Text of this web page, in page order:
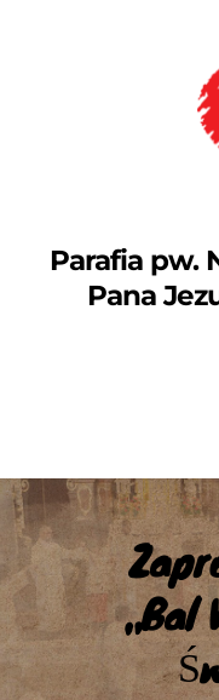
Parafia pw.
Pana
„Bal